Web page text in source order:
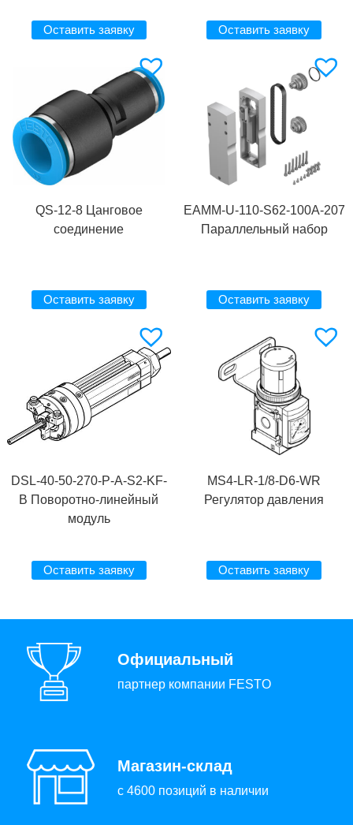
Оставить заявку Оставить заявку
QS-12-8 Цанговое
соединение
Оставить заявку
EAMM-U-110-S62-100A-207
Параллельный набор
Оставить заявку
DSL-40-50-270-P-A-S2-KF-
B Поворотно-линейный
модуль
Оставить заявку
MS4-LR-1/8-D6-WR
Регулятор давления
Оставить заявку
Официальный
партнер компании FESTO
Магазин-склад
с 4600 позиций в наличии